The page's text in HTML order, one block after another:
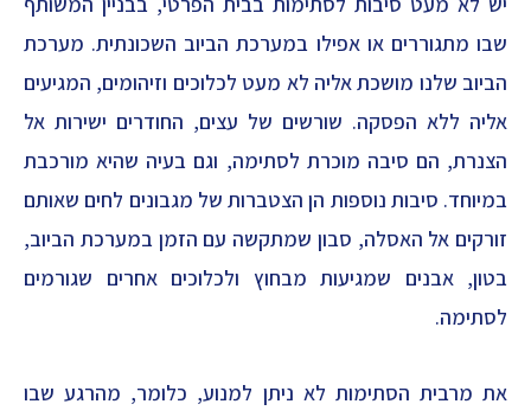
שבו מתגוררים או אפילו במערכת הביוב השכונתית. מערכת
הביוב שלנו מושכת אליה לא מעט לכלוכים וזיהומים, המגיעים
אליה ללא הפסקה. שורשים של עצים, החודרים ישירות אל
הצנרת, הם סיבה מוכרת לסתימה, וגם בעיה שהיא מורכבת
במיוחד. סיבות נוספות הן הצטברות של מגבונים לחים שאותם
זורקים אל האסלה, סבון שמתקשה עם הזמן במערכת הביוב,
בטון, אבנים שמגיעות מבחוץ ולכלוכים אחרים שגורמים
לסתימה.
את מרבית הסתימות לא ניתן למנוע, כלומר, מהרגע שבו